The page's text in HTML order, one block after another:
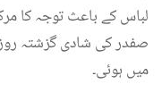
لباس کے باعث توجہ کا
صفدر کی شادی گزشتہ
میں ہوئی۔